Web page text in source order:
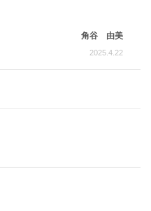
角谷 由美
2025.4.22